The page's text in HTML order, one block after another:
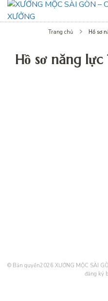
Trang chủ Hồ sơ
Hồ sơ năng
© Bản quyền2026 XƯỞNG MỘC SÀI
đăng ký